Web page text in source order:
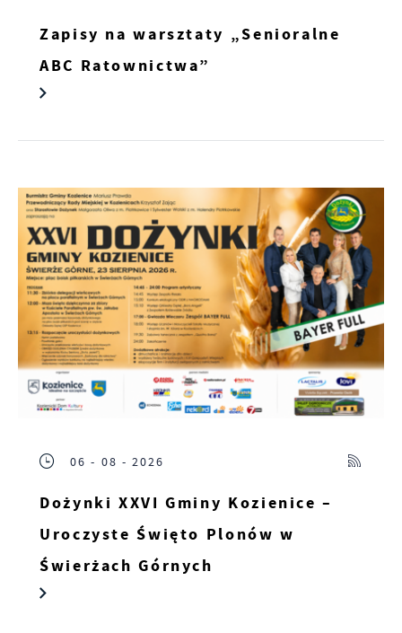
Zapisy na warsztaty „Senioralne
ABC Ratownictwa”
06 - 08 - 2026
Dożynki XXVI Gminy Kozienice –
Uroczyste Święto Plonów w
Świerżach Górnych